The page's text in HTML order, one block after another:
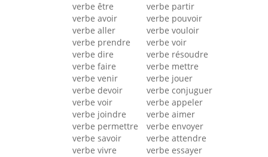
verbe être
verbe avoir
verbe aller
verbe prendre
verbe dire
verbe faire
verbe venir
verbe devoir
verbe voir
verbe joindre
verbe permettre
verbe savoir
verbe vivre
verbe partir
verbe pouvoir
verbe vouloir
verbe voir
verbe résoudre
verbe mettre
verbe jouer
verbe conjuguer
verbe appeler
verbe aimer
verbe envoyer
verbe attendre
verbe essayer